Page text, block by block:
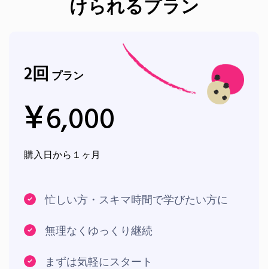
けられるプラン
2回 プラン
¥6,000
購入日から１ヶ月
忙しい方・スキマ時間で学びたい方に
無理なくゆっくり継続
まずは気軽にスタート